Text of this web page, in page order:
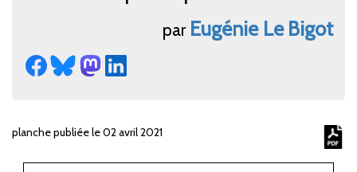
par Eugénie Le Bigot
planche publiée le 02 avril 2021